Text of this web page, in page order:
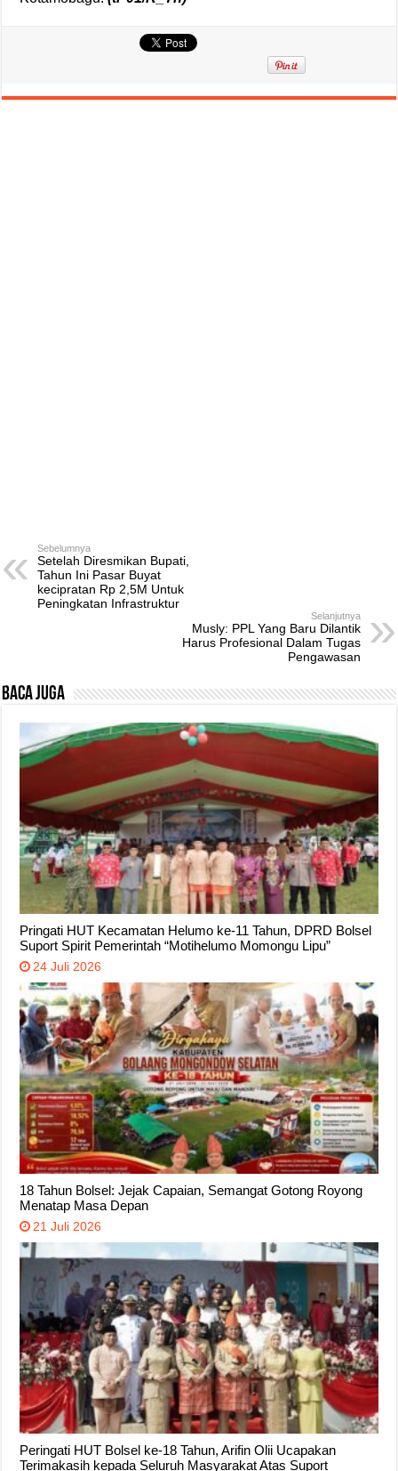
Sebelumnya
Setelah Diresmikan Bupati,
Tahun Ini Pasar Buyat
kecipratan Rp 2,5M Untuk
Peningkatan Infrastruktur
Selanjutnya
Musly: PPL Yang Baru Dilantik
Harus Profesional Dalam Tugas
Pengawasan
Baca Juga
Pringati HUT Kecamatan Helumo ke-11 Tahun, DPRD Bolsel
Suport Spirit Pemerintah “Motihelumo Momongu Lipu”
24 Juli 2026
18 Tahun Bolsel: Jejak Capaian, Semangat Gotong Royong
Menatap Masa Depan
21 Juli 2026
Peringati HUT Bolsel ke-18 Tahun, Arifin Olii Ucapakan
Terimakasih kepada Seluruh Masyarakat Atas Suport